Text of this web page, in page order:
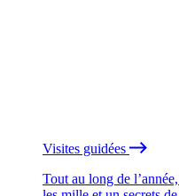
Visites guidées
Tout au long de